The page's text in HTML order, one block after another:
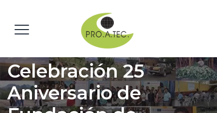
Celebración 25
Aniversario de